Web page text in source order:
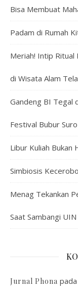
Bisa Membuat
Padam di Rumah
Meriah! Intip Ritual
di Wisata Alam
Gandeng BI Tegal
Festival Bubur
Libur Kuliah Bukan
Simbiosis
Menag Tekankan
Saat Sambangi
Jurnal Phona pada